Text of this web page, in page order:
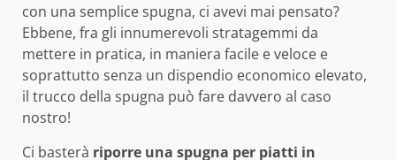
con una semplice spugna, ci avevi mai pensato?
Ebbene, fra gli innumerevoli stratagemmi da
mettere in pratica, in maniera facile e veloce e
soprattutto senza un dispendio economico elevato,
il trucco della spugna può fare davvero al caso
nostro!
Ci basterà riporre una spugna per piatti in